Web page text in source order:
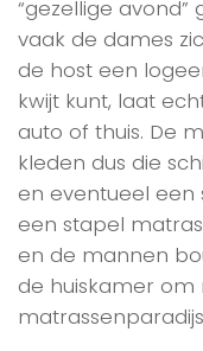
“gezellige
vaak de dames
de host een
kwijt kunt, laat
auto of thuis. De
kleden dus die
en eventueel een
een stapel
en de mannen
de huiskamer